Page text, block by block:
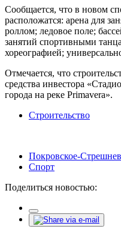
Сообщается, что в новом
расположатся: арена для
роллом; ледовое поле;
занятий спортивными
хореографией;
Отмечается, что
средства инвестора
города на реке Primavera».
Строительство
Покровское-
Спорт
Поделиться новостью: